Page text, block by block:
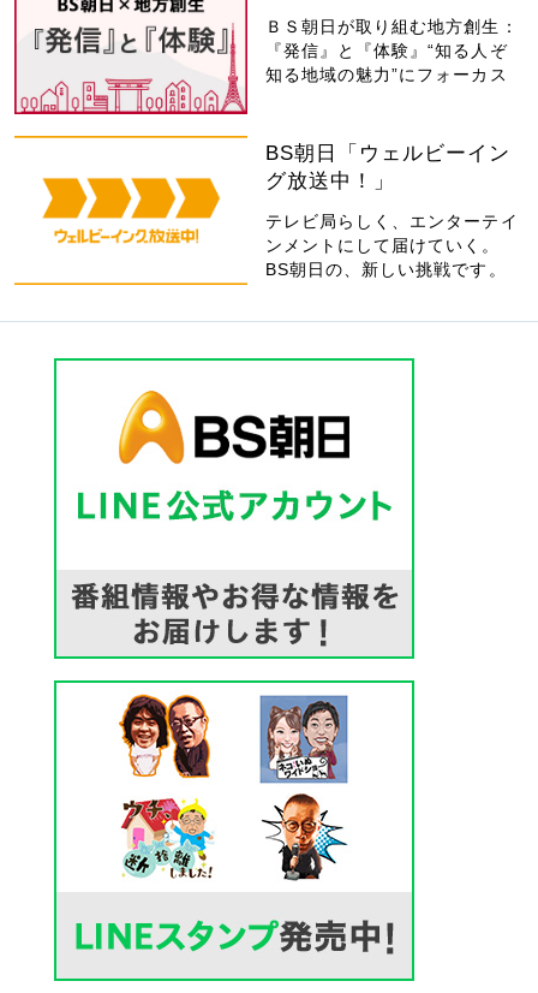
ＢＳ朝日が取り組む地方創生：
『発信』と『体験』“知る人ぞ
知る地域の魅力”にフォーカス
BS朝日「ウェルビーイン
グ放送中！」
テレビ局らしく、エンターテイ
ンメントにして届けていく。
BS朝日の、新しい挑戦です。